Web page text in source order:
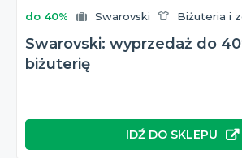
do 40% Swarovski Biżuteria i
Swarovski: wyprzedaż do
biżuterię
IDŹ DO SKLEPU